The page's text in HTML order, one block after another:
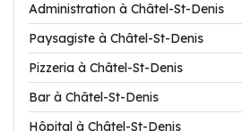
Administration à Châtel-St-Denis
Paysagiste à Châtel-St-Denis
Pizzeria à Châtel-St-Denis
Bar à Châtel-St-Denis
Hôpital à Châtel-St-Denis